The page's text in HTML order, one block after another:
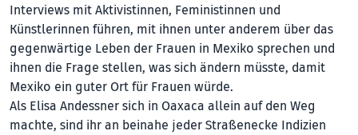
Interviews mit Aktivistinnen, Feministinnen und
Künstlerinnen führen, mit ihnen unter anderem über das
gegenwärtige Leben der Frauen in Mexiko sprechen und
ihnen die Frage stellen, was sich ändern müsste, damit
Mexiko ein guter Ort für Frauen würde.
Als Elisa Andessner sich in Oaxaca allein auf den Weg
machte, sind ihr an beinahe jeder Straßenecke Indizien